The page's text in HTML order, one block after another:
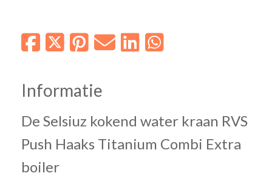
Informatie
De Selsiuz kokend water kraan RVS
Push Haaks Titanium Combi Extra
boiler